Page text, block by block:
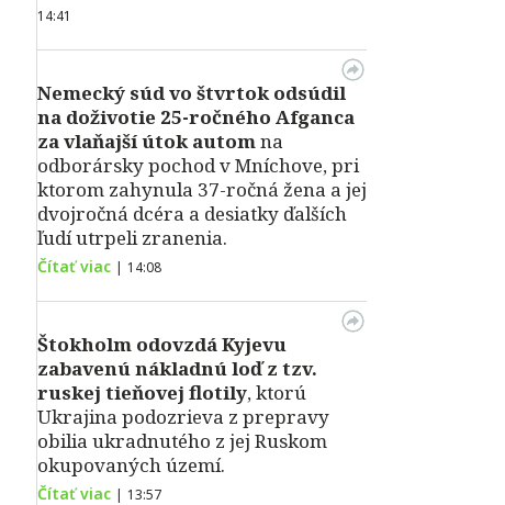
14:41
Nemecký súd vo štvrtok odsúdil
na doživotie 25-ročného Afganca
za vlaňajší útok automna
odborársky pochod v Mníchove, pri
ktorom zahynula 37-ročná žena a jej
dvojročná dcéra a desiatky ďalších
ľudí utrpeli zranenia.
Čítať viac | 14:08
Štokholm odovzdá Kyjevu
zabavenú nákladnú loď z tzv.
ruskej tieňovej flotily, ktorú
Ukrajina podozrieva z prepravy
obilia ukradnutého z jej Ruskom
okupovaných území.
Čítať viac | 13:57